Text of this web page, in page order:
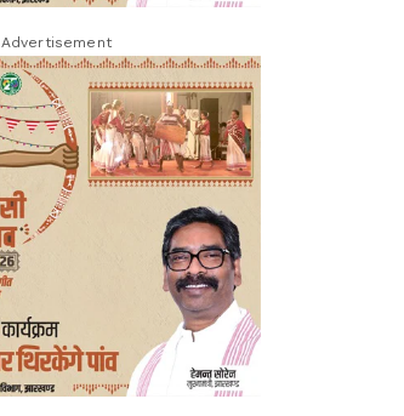
Advertisement